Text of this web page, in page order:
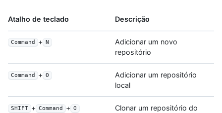
Atalho de teclado Descrição
Command + N
Adicionar um novo
repositório
Command + O
Adicionar um repositório
local
SHIFT + Command + O
Clonar um repositório do